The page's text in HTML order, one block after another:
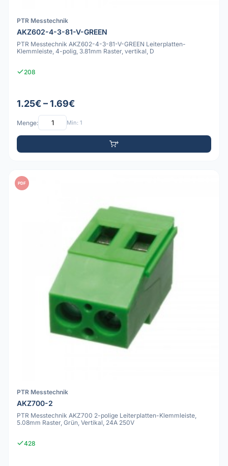
PTR Messtechnik
AKZ602-4-3-81-V-GREEN
PTR Messtechnik AKZ602-4-3-81-V-GREEN Leiterplatten-
Klemmleiste, 4-polig, 3.81mm Raster, vertikal, D
208
1.25€ – 1.69€
Menge: Min: 1
PDF
PTR Messtechnik
AKZ700-2
PTR Messtechnik AKZ700 2-polige Leiterplatten-Klemmleiste,
5.08mm Raster, Grün, Vertikal, 24A 250V
428